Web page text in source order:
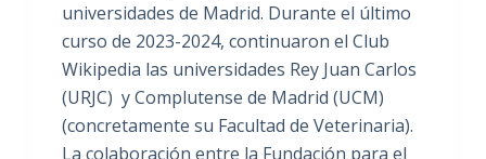
universidades de Madrid. Durante el último
curso de 2023-2024, continuaron el Club
Wikipedia las universidades Rey Juan Carlos
(URJC) y Complutense de Madrid (UCM)
(concretamente su Facultad de Veterinaria).
La colaboración entre la Fundación para el